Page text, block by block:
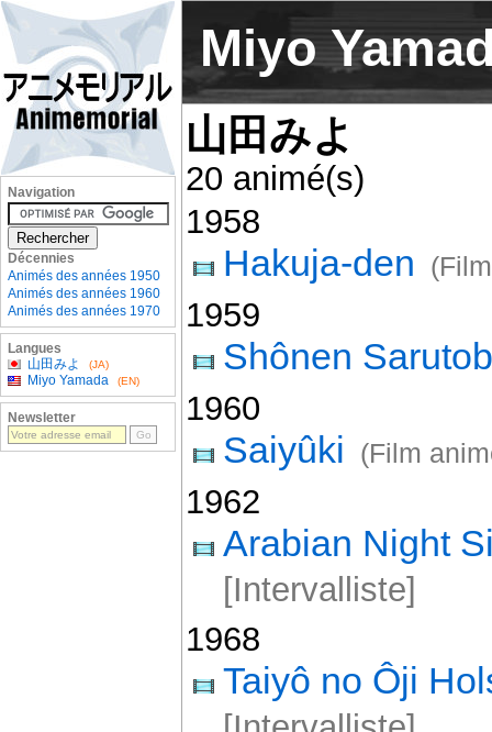
Miyo
山田みよ
20 animé(s)
1958
Hakuja-den
1959
Shônen
1960
Saiyûki (Film
1962
Arabian Night
[Intervalliste]
1968
Taiyô no Ôji
Navigation
Décennies
Animés des années 1950
Animés des années 1960
Animés des années 1970
Langues
山田みよ
(JA)
Miyo Yamada (EN)
Newsletter